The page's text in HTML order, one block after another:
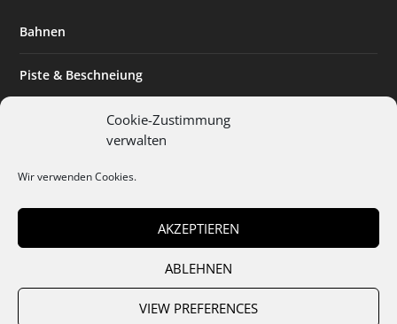
Cookie-Zustimmung
verwalten
Wir verwenden Cookies.
AKZEPTIEREN
ABLEHNEN
VIEW PREFERENCES
Bahnen
Piste & Beschneiung
Expertise & Technik
Mediadaten Cookies Datenschutz